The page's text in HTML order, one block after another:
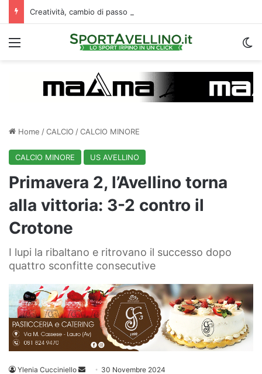
Menu
Home /CALCIO /CALCIO MINORE
CALCIO MINORE US AVELLINO
Primavera 2, l’Avellino torna
alla vittoria: 3-2 contro il
Crotone
I lupi la ribaltano e ritrovano il successo dopo
quattro sconfitte consecutive
Ylenia Cucciniello
Invia 30 Novembre 2024